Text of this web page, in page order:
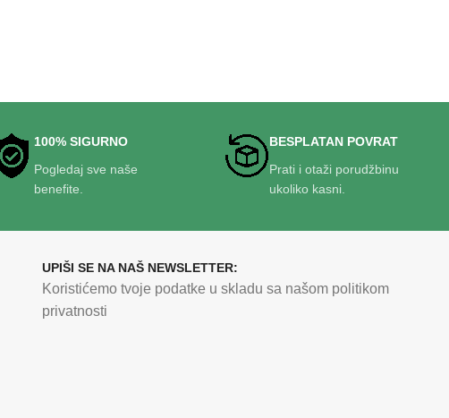
100% SIGURNO
Pogledaj sve naše
benefite.
BESPLATAN POVRAT
Prati i otaži porudžbinu
ukoliko kasni.
UPIŠI SE NA NAŠ NEWSLETTER:
Koristićemo tvoje podatke u skladu sa našom politikom
privatnosti